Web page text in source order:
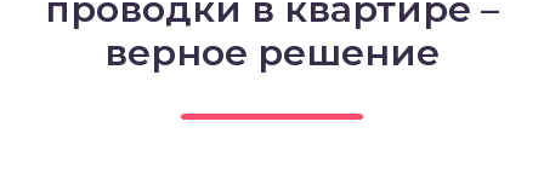
проводки в квартире –
верное решение